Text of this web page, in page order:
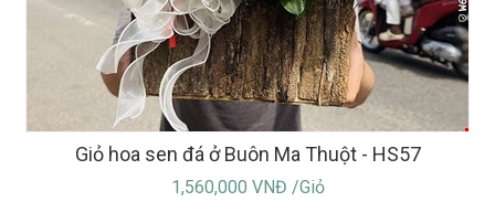
Giỏ hoa sen đá ở Buôn Ma Thuột - HS57
1,560,000 VNĐ /Giỏ